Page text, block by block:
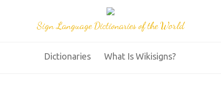
Sign Language Dictionaries of the World
Dictionaries What Is Wikisigns?